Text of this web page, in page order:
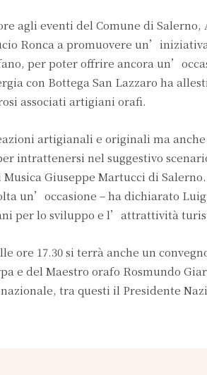
agli eventi del Comune di Salerno,
Ronca a promuovere
per poter offrire ancora
con Bottega San Lazzaro ha
associati artigiani orafi.
artigianali e originali ma
intrattenersi nel suggestivo
Giuseppe Martucci di
un’occasione – ha dichiarato
per lo sviluppo e l’attrattività
ore 17.30 si terrà anche un
e del Maestro orafo Rosmundo
tra questi il Presidente